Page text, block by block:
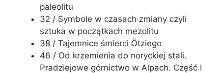
paleolitu
32 / Symbole w czasach zmiany czyli
sztuka w początkach mezolitu
38 / Tajemnice śmierci Ötziego
46 / Od krzemienia do noryckiej stali.
Pradziejowe górnictwo w Alpach. Część I